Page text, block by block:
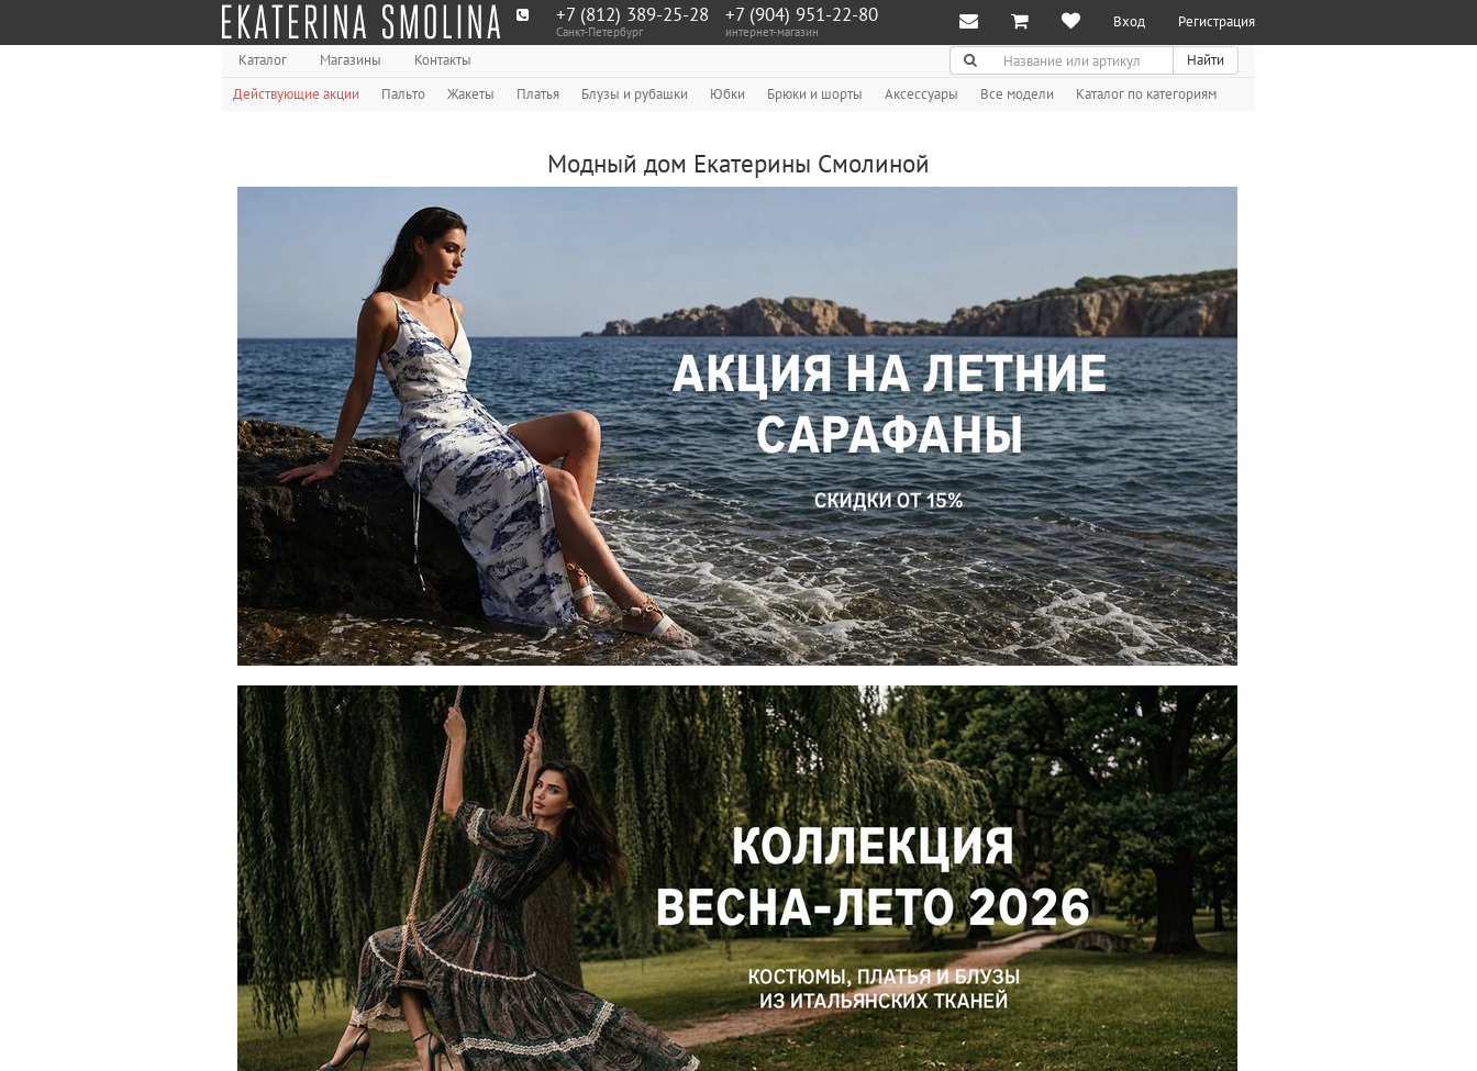
+7 (812) 389-25-28
Санкт-Петербург
+7 (904) 951‑22‑80
интернет-магазин
Вход Регистрация
Каталог Магазины Контакты Поиск
Найти
Действующие акции
Пальто Жакеты Платья Блузы и рубашки Юбки Брюки и шорты Аксессуары Все модели Каталог по категориям
Модный дом Екатерины Смолиной